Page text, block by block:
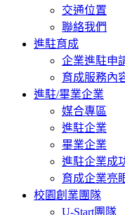
交通位置
聯絡我們
進駐育成
企業進駐申
育成服務內
進駐/畢業企業
媒合專區
進駐企業
畢業企業
進駐企業成
育成企業亮
校園創業團隊
U-Start團隊